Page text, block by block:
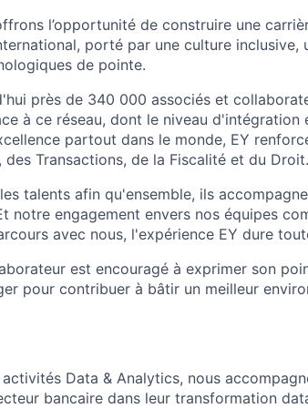
l’opportunité de construire une
porté par une culture
de pointe.
près de 340 000 associés et
à ce réseau, dont le niveau
partout dans le monde, EY
Transactions, de la Fiscalité et du Droit.
talents afin qu'ensemble, ils
notre engagement envers nos équipes
avec nous, l'expérience EY dure
est encouragé à exprimer son
pour contribuer à bâtir un meilleur
Data & Analytics, nous
bancaire dans leur transformation